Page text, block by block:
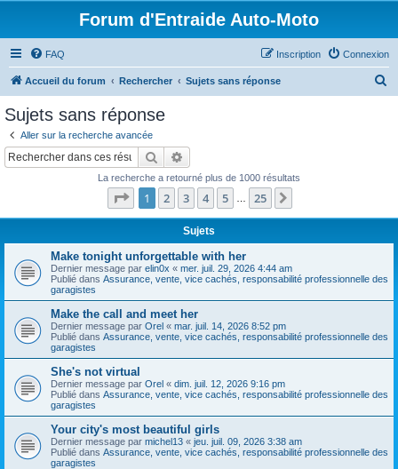
Forum d'Entraide Auto-Moto
FAQ Connexion
Inscription
Accueil du forum Rechercher Sujets sans réponse
Sujets sans réponse
Aller sur la recherche avancée
Rechercher
La recherche a retourné plus de 1000 résultats
Page 1sur25
1 2 3 4 5 25
Sujets
Make tonight unforgettable with her
Dernier message par elin0x « mer. juil. 29, 2026 4:44 am
Publié dans Assurance, vente, vice cachés, responsabilité professionnelle des
garagistes
Make the call and meet her
Dernier message par Orel « mar. juil. 14, 2026 8:52 pm
Publié dans Assurance, vente, vice cachés, responsabilité professionnelle des
garagistes
She's not virtual
Dernier message par Orel « dim. juil. 12, 2026 9:16 pm
Publié dans Assurance, vente, vice cachés, responsabilité professionnelle des
garagistes
Your city's most beautiful girls
Dernier message par michel13 « jeu. juil. 09, 2026 3:38 am
Publié dans Assurance, vente, vice cachés, responsabilité professionnelle des
garagistes